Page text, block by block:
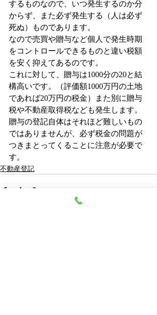
するものなので、いつ発生するのか分
からず、また必ず発生する（人は必ず
死ぬ）ものであります。
なので売買や贈与など個人で発生時期
をコントロールできるものと違い税額
を安く抑えてあるのです。
これに対して、贈与は1000分の20と結
構高いです。（評価額1000万円の土地
であれば20万円の税金）また別に贈与
税や不動産取得税なども発生します。
贈与の登記自体はそれほど難しいもの
ではありませんが、必ず税金の問題が
つきまとってくることに注意が必要で
す。
不動産登記